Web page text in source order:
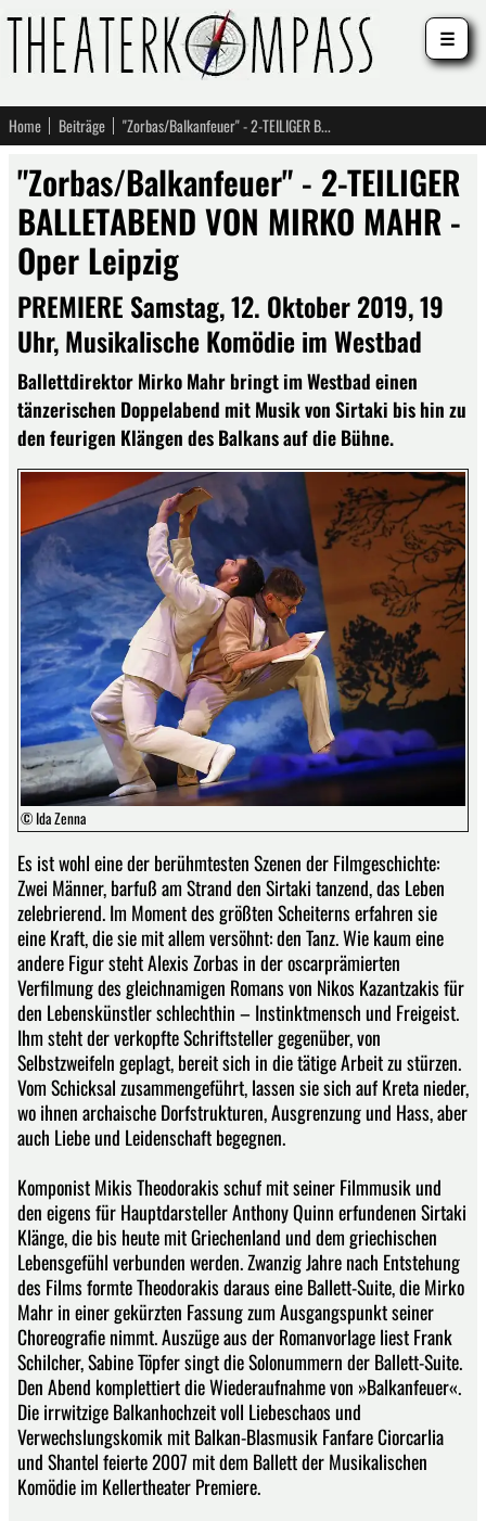
Home Beiträge "Zorbas/Balkanfeuer" - 2-TEILIGER BALLETABEND VON MIRKO MAHR - Oper Leipzig
"Zorbas/Balkanfeuer" - 2-TEILIGER
BALLETABEND VON MIRKO MAHR -
Oper Leipzig
PREMIERE Samstag, 12. Oktober 2019, 19
Uhr, Musikalische Komödie im Westbad
Ballettdirektor Mirko Mahr bringt im Westbad einen
tänzerischen Doppelabend mit Musik von Sirtaki bis hin zu
den feurigen Klängen des Balkans auf die Bühne.
© Ida Zenna
Es ist wohl eine der berühmtesten Szenen der Filmgeschichte:
Zwei Männer, barfuß am Strand den Sirtaki tanzend, das Leben
zelebrierend. Im Moment des größten Scheiterns erfahren sie
eine Kraft, die sie mit allem versöhnt: den Tanz. Wie kaum eine
andere Figur steht Alexis Zorbas in der oscarprämierten
Verfilmung des gleichnamigen Romans von Nikos Kazantzakis für
den Lebenskünstler schlechthin – Instinktmensch und Freigeist.
Ihm steht der verkopfte Schriftsteller gegenüber, von
Selbstzweifeln geplagt, bereit sich in die tätige Arbeit zu stürzen.
Vom Schicksal zusammengeführt, lassen sie sich auf Kreta nieder,
wo ihnen archaische Dorfstrukturen, Ausgrenzung und Hass, aber
auch Liebe und Leidenschaft begegnen.
Komponist Mikis Theodorakis schuf mit seiner Filmmusik und
den eigens für Hauptdarsteller Anthony Quinn erfundenen Sirtaki
Klänge, die bis heute mit Griechenland und dem griechischen
Lebensgefühl verbunden werden. Zwanzig Jahre nach Entstehung
des Films formte Theodorakis daraus eine Ballett-Suite, die Mirko
Mahr in einer gekürzten Fassung zum Ausgangspunkt seiner
Choreografie nimmt. Auszüge aus der Romanvorlage liest Frank
Schilcher, Sabine Töpfer singt die Solonummern der Ballett-Suite.
Den Abend komplettiert die Wiederaufnahme von »Balkanfeuer«.
Die irrwitzige Balkanhochzeit voll Liebeschaos und
Verwechslungskomik mit Balkan-Blasmusik Fanfare Ciorcarlia
und Shantel feierte 2007 mit dem Ballett der Musikalischen
Komödie im Kellertheater Premiere.
☰